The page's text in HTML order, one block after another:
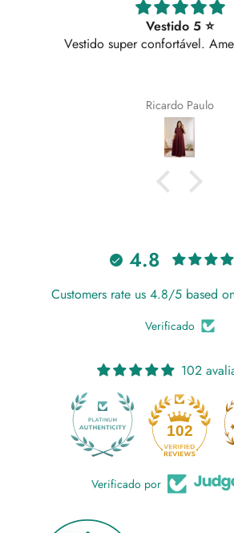
Vestido 5 ⭐
Vestido super confortável.
Ricardo Paulo
4.8
Customers rate us 4.8/5 based
Verificado
102
102
Verificado por